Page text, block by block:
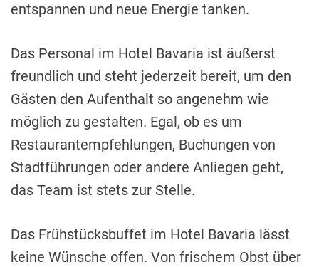
entspannen und neue Energie tanken.
Das Personal im Hotel Bavaria ist äußerst
freundlich und steht jederzeit bereit, um den
Gästen den Aufenthalt so angenehm wie
möglich zu gestalten. Egal, ob es um
Restaurantempfehlungen, Buchungen von
Stadtführungen oder andere Anliegen geht,
das Team ist stets zur Stelle.
Das Frühstücksbuffet im Hotel Bavaria lässt
keine Wünsche offen. Von frischem Obst über